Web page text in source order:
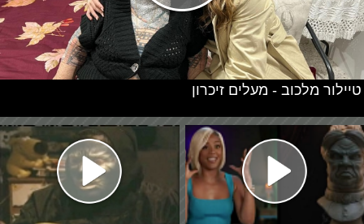
טיילור מלכוב - מעלים זיכרון